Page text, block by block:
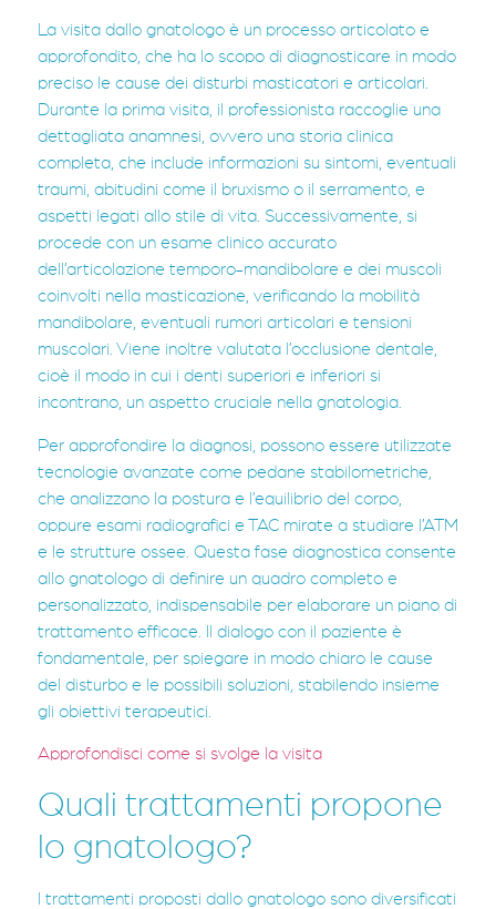
La visita dallo gnatologo è un processo articolato e
approfondito, che ha lo scopo di diagnosticare in modo
preciso le cause dei disturbi masticatori e articolari.
Durante la prima visita, il professionista raccoglie una
dettagliata anamnesi, ovvero una storia clinica
completa, che include informazioni su sintomi, eventuali
traumi, abitudini come il bruxismo o il serramento, e
aspetti legati allo stile di vita. Successivamente, si
procede con un esame clinico accurato
dell’articolazione temporo-mandibolare e dei muscoli
coinvolti nella masticazione, verificando la mobilità
mandibolare, eventuali rumori articolari e tensioni
muscolari. Viene inoltre valutata l’occlusione dentale,
cioè il modo in cui i denti superiori e inferiori si
incontrano, un aspetto cruciale nella gnatologia.
Per approfondire la diagnosi, possono essere utilizzate
tecnologie avanzate come pedane stabilometriche,
che analizzano la postura e l’equilibrio del corpo,
oppure esami radiografici e TAC mirate a studiare l’ATM
e le strutture ossee. Questa fase diagnostica consente
allo gnatologo di definire un quadro completo e
personalizzato, indispensabile per elaborare un piano di
trattamento efficace. Il dialogo con il paziente è
fondamentale, per spiegare in modo chiaro le cause
del disturbo e le possibili soluzioni, stabilendo insieme
gli obiettivi terapeutici.
Approfondisci come si svolge la visita
Quali trattamenti propone
lo gnatologo?
I trattamenti proposti dallo gnatologo sono diversificati